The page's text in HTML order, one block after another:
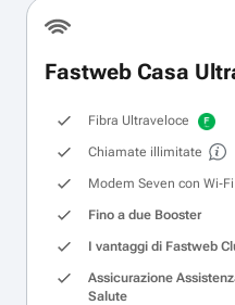
Fastweb Casa
Fibra Ultraveloce
Chiamate illimitate
Modem Seven con
Fino a due Booster
I vantaggi di Fastweb
Assicurazione
Salute